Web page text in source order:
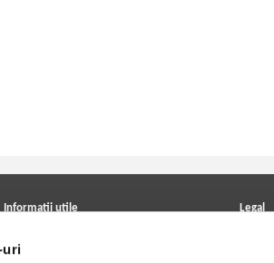
uri
Informatii utile
Achizitii viniluri, casete, CD/DVD
Legal